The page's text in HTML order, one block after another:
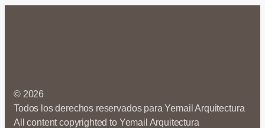
© 2026
Todos los derechos reservados para Yemail Arquitectura
All content copyrighted to Yemail Arquitectura